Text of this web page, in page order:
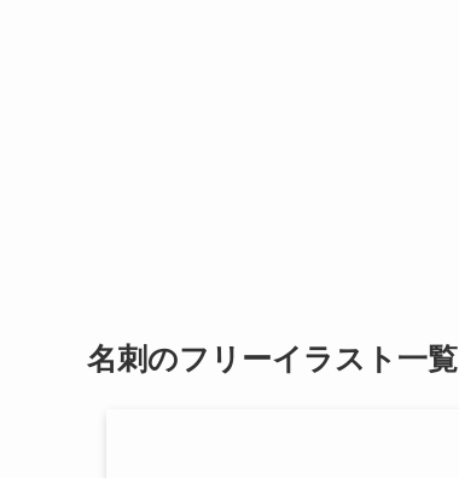
名刺のフリーイラスト一覧